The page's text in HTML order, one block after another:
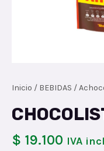
Inicio / BEBIDAS /
$ 19.100 IVA